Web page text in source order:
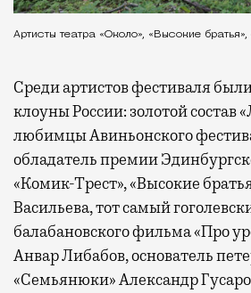
Артисты театра «Около», «Высокие
Среди артистов фестиваля
клоуны России: золотой состав
любимцы Авиньонского
обладатель премии
«Комик-Трест», «Высокие
Васильева, тот самый
балабановского фильма «Про
Анвар Либабов, основатель
«Семьянюки» Александр